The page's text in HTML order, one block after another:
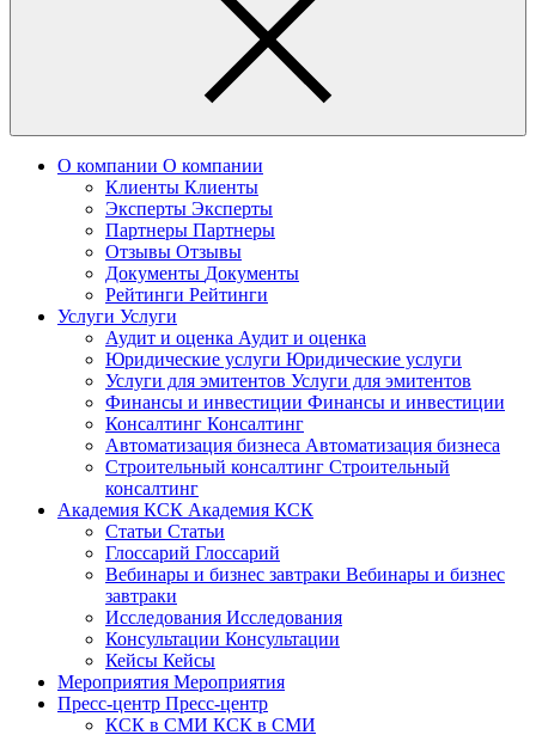
О компании О компании
Клиенты Клиенты
Эксперты Эксперты
Партнеры Партнеры
Отзывы Отзывы
Документы Документы
Рейтинги Рейтинги
Услуги Услуги
Аудит и оценка Аудит и оценка
Юридические услуги Юридические услуги
Услуги для эмитентов Услуги для эмитентов
Финансы и инвестиции Финансы и инвестиции
Консалтинг Консалтинг
Автоматизация бизнеса Автоматизация бизнеса
Строительный консалтинг Строительный
консалтинг
Академия КСК Академия КСК
Статьи Статьи
Глоссарий Глоссарий
Вебинары и бизнес завтраки Вебинары и бизнес
завтраки
Исследования Исследования
Консультации Консультации
Кейсы Кейсы
Мероприятия Мероприятия
Пресс-центр Пресс-центр
КСК в СМИ КСК в СМИ